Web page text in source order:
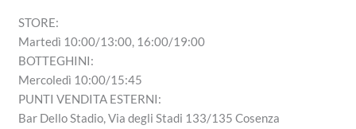
STORE:
Martedì 10:00/13:00, 16:00/19:00
BOTTEGHINI:
Mercoledì 10:00/15:45
PUNTI VENDITA ESTERNI:
Bar Dello Stadio, Via degli Stadi 133/135 Cosenza